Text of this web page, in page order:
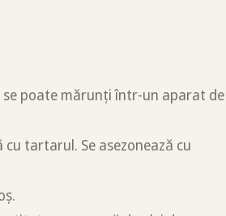
poate mărunți într-un aparat de
tartarul. Se asezonează cu